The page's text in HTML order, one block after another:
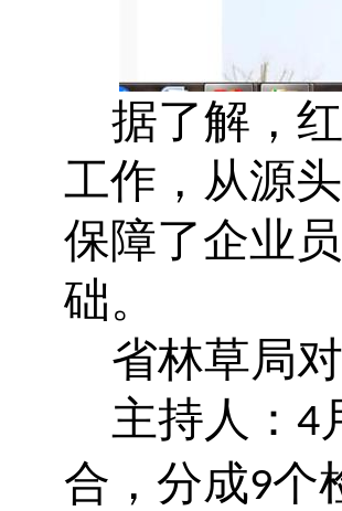
据了解，
工作，从源
保障了企业
础。
省林草局
主持人： 4
合，分成9个